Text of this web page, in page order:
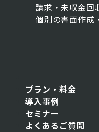
請求・未収金回
個別の書面作成
プラン・料金
導入事例
セミナー
よくあるご質問